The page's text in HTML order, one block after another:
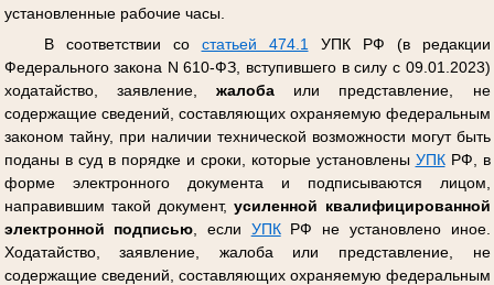
установленные рабочие часы.
В соответствии со статьей 474.1
УПК РФ (в редакции
Федерального закона N 610-ФЗ, вступившего в силу с 09.01.2023)
ходатайство, заявление, жалобаили представление, не
содержащие сведений, составляющих охраняемую федеральным
законом тайну, при наличии технической возможности могут быть
поданы в суд в порядке и сроки, которые установлены УПКРФ, в
форме электронного документа и подписываются лицом,
направившим такой документ,усиленной квалифицированной
электронной подписью , если УПКРФ не установлено иное.
Ходатайство, заявление, жалоба или представление, не
содержащие сведений, составляющих охраняемую федеральным